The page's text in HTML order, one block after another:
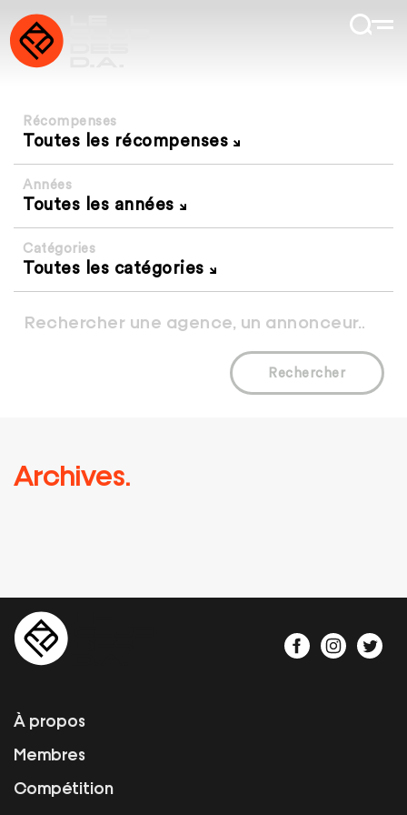
Récompenses
Toutes les récompenses
Années
Toutes les années
Catégories
Toutes les catégories
Rechercher
Archives.
À propos
Membres
Compétition